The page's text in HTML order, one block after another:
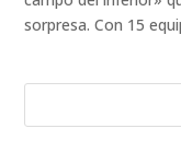
sorpresa. Con 15